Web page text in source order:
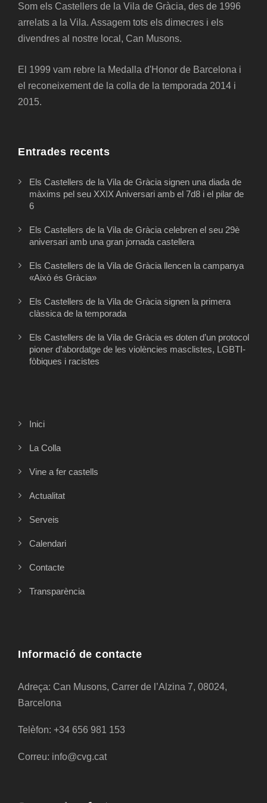
Som els Castellers de la Vila de Gràcia, des de 1996
arrelats a la Vila. Assagem tots els dimecres i els
divendres al nostre local, Can Musons.
El 1999 vam rebre la Medalla d'Honor de Barcelona i
el reconeixement de la colla de la temporada 2014 i
2015.
Entrades recents
Els Castellers de la Vila de Gràcia signen una diada de
màxims pel seu XXIX Aniversari amb el 7d8 i el pilar de
6
Els Castellers de la Vila de Gràcia celebren el seu 29è
aniversari amb una gran jornada castellera
Els Castellers de la Vila de Gràcia llencen la campanya
«Això és Gràcia»
Els Castellers de la Vila de Gràcia signen la primera
clàssica de la temporada
Els Castellers de la Vila de Gràcia es doten d’un protocol
pioner d’abordatge de les violències masclistes, LGBTI-
fòbiques i racistes
Inici
La Colla
Vine a fer castells
Actualitat
Serveis
Calendari
Contacte
Transparència
Informació de contacte
Adreça: Can Musons, Carrer de l’Alzina 7, 08024,
Barcelona
Telèfon: +34 656 981 153
Correu: info@cvg.cat